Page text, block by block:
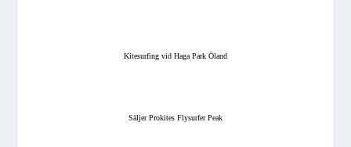
Kitesurfing vid Haga Park Öland
Säljer Prokites Flysurfer Peak